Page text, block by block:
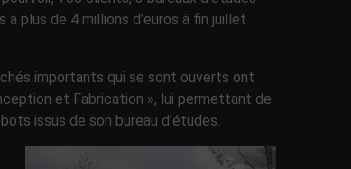
plus de 4 millions d’euros à fin juillet
importants qui se sont ouverts ont
et Fabrication », lui permettant de
issus de son bureau d’études.